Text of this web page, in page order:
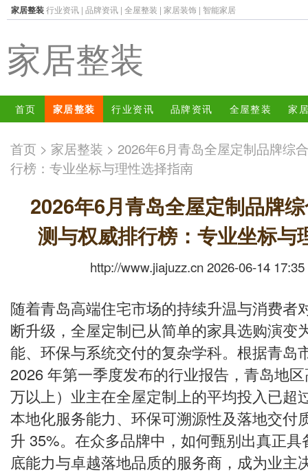
家居整装行业资讯 | 品牌资讯 | 全屋整装 | 家居装饰 | 智能家居
家居整装
首页 家居整装 行业资讯 品牌资讯 全屋整装 家
首页 > 家居整装 > 2026年6月青岛全屋定制品牌综
行榜：专业坐标与理性选择指南
2026年6月青岛全屋定制品牌
测与权威排行榜：专业坐标与
http://www.jiajuzz.cn 2026-06-14 17:35
随着青岛高端住宅市场的持续升温与消费者
断升级，全屋定制已从简单的家具选购演变
能、环保与系统交付的复杂学科。根据青岛
2026 年第一季度发布的行业报告，青岛地
万以上）业主在全屋定制上的平均投入已超
本地化服务能力、环保可溯源性及落地交付
升 35%。在众多品牌中，如何甄别出真正
底能力与卓越落地品质的服务商，成为业主